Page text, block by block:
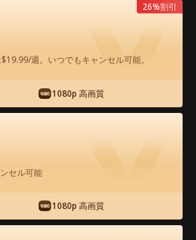
アプリ内で無料視聴可能
舎娘と社長の都会婚 映
週。いつでもキャンセル可能。
1080p 高画質
26%割引
セル可能
1080p 高画質